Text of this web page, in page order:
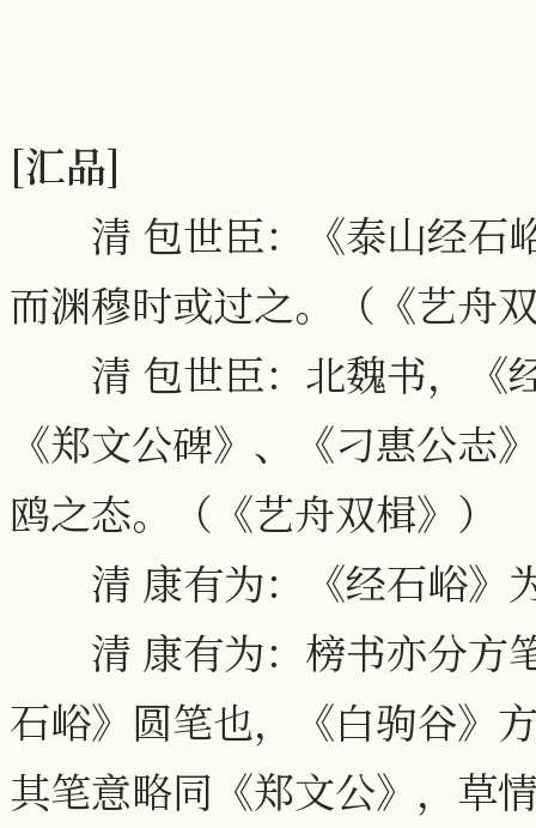
[汇品]
清 包世臣：《泰山经石
而渊穆时或过之。（《艺舟
清 包世臣：北魏书，《
《郑文公碑》、《刁惠公志
鸥之态。（《艺舟双楫》）
清 康有为：《经石峪》
清 康有为：榜书亦分方
石峪》圆笔也，《白驹谷》
其笔意略同《郑文公》，草